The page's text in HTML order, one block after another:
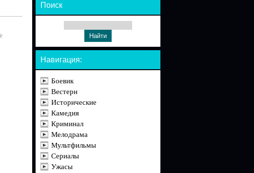
Поиск
Навигация:
Боевик
Вестерн
Исторические
Камедия
Криминал
Мелодрама
Мультфильмы
Сериалы
Ужасы